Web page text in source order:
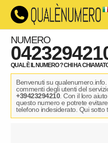
NUMERO
QUAL È IL NUMERO ? CHI HA
Benvenuti su
commenti degli utenti del
+39423294210. Con il loro
questo numero e potrete
telefono indesiderato. Qui sotto